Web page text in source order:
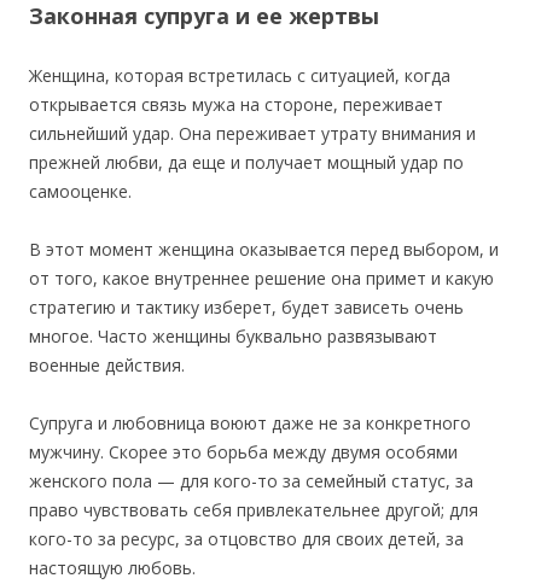
Законная супруга и ее жертвы
Женщина, которая встретилась с ситуацией, когда
открывается связь мужа на стороне, переживает
сильнейший удар. Она переживает утрату внимания и
прежней любви, да еще и получает мощный удар по
самооценке.
В этот момент женщина оказывается перед выбором, и
от того, какое внутреннее решение она примет и какую
стратегию и тактику изберет, будет зависеть очень
многое. Часто женщины буквально развязывают
военные действия.
Супруга и любовница воюют даже не за конкретного
мужчину. Скорее это борьба между двумя особями
женского пола — для кого-то за семейный статус, за
право чувствовать себя привлекательнее другой; для
кого-то за ресурс, за отцовство для своих детей, за
настоящую любовь.